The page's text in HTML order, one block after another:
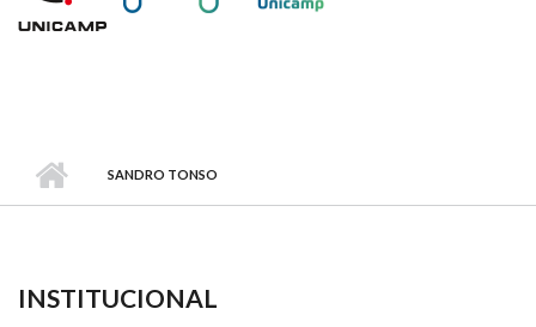
SANDRO TONSO
INSTITUCIONAL